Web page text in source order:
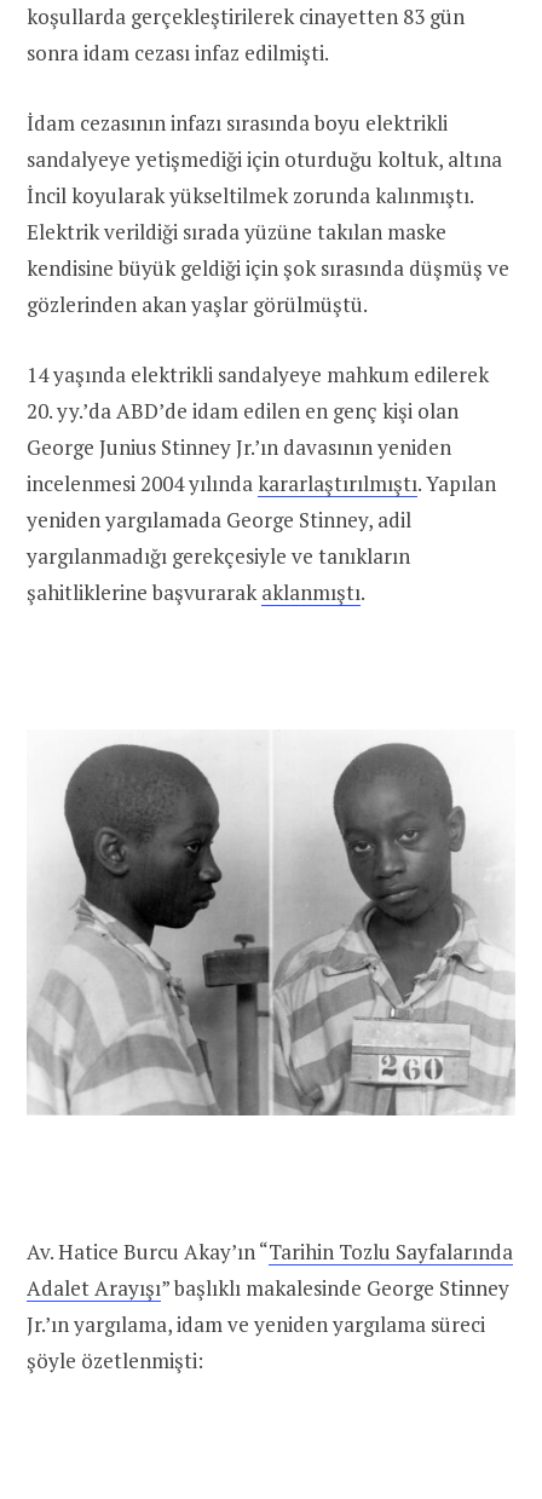
koşullarda gerçekleştirilerek cinayetten 83 gün
sonra idam cezası infaz edilmişti.
İdam cezasının infazı sırasında boyu elektrikli
sandalyeye yetişmediği için oturduğu koltuk, altına
İncil koyularak yükseltilmek zorunda kalınmıştı.
Elektrik verildiği sırada yüzüne takılan maske
kendisine büyük geldiği için şok sırasında düşmüş ve
gözlerinden akan yaşlar görülmüştü.
14 yaşında elektrikli sandalyeye mahkum edilerek
20. yy.’da ABD’de idam edilen en genç kişi olan
George Junius Stinney Jr.’ın davasının yeniden
incelenmesi 2004 yılındakararlaştırılmıştı. Yapılan
yeniden yargılamada George Stinney, adil
yargılanmadığı gerekçesiyle ve tanıkların
şahitliklerine başvurarakaklanmıştı.
Av. Hatice Burcu Akay’ın “Tarihin Tozlu Sayfalarında
Adalet Arayışı” başlıklı makalesinde George Stinney
Jr.’ın yargılama, idam ve yeniden yargılama süreci
şöyle özetlenmişti: